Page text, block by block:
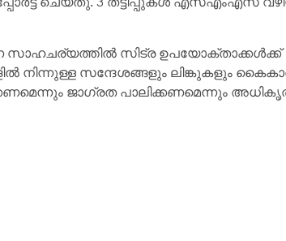
സിട്ര ഉപയോക്താക്കൾക്ക്
നിന്നുള്ള സന്ദേശങ്ങളും ലിങ്കുകളും
ജാഗ്രത പാലിക്കണമെന്നും